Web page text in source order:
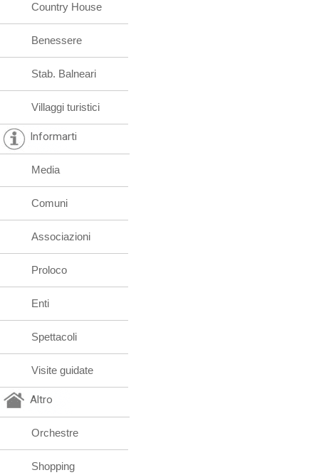
Country House
Benessere
Stab. Balneari
Villaggi turistici
Informarti
Media
Comuni
Associazioni
Proloco
Enti
Spettacoli
Visite guidate
Altro
Orchestre
Shopping